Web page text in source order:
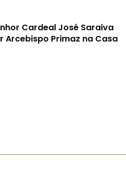
Cardeal José Saraiva
Arcebispo Primaz na Casa